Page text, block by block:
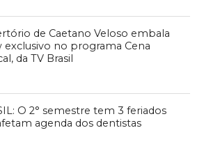
de Caetano Veloso embala
exclusivo no programa Cena
da TV Brasil
O 2° semestre tem 3 feriados
agenda dos dentistas